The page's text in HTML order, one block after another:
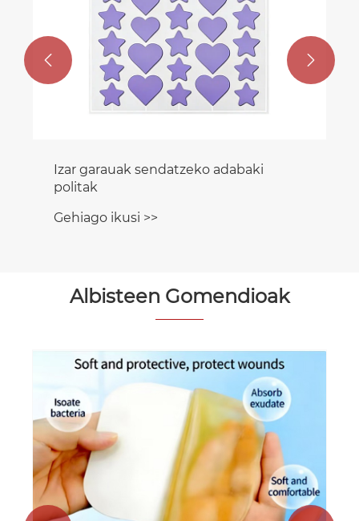
 
Albisteen Gomendioak
Nola funtzionatzen duten CmallBio
Pimple Adabakiak larruazal
garbiagorako?
Gehiago ikusi >>